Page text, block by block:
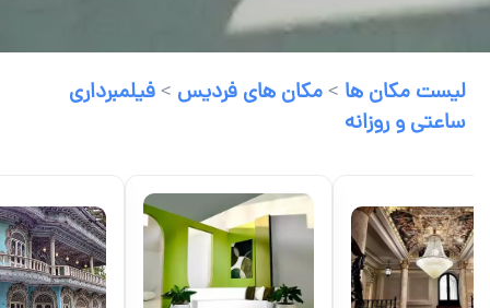
لیست مکان ها >مکان های فردیس >فیلمبرداری
ساعتی و روزانه